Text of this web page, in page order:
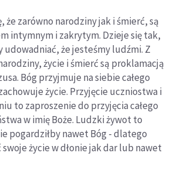
że zarówno narodziny jak i śmierć, są
intymnym i zakrytym. Dzieje się tak,
udowadniać, że jesteśmy ludźmi. Z
życie i śmierć są proklamacją
Bóg przyjmuje na siebie całego
życie. Przyjęcie uczniostwa i
to zaproszenie do przyjęcia całego
w imię Boże. Ludzki żywot to
pogardziłby nawet Bóg - dlatego
życie w dłonie jak dar lub nawet